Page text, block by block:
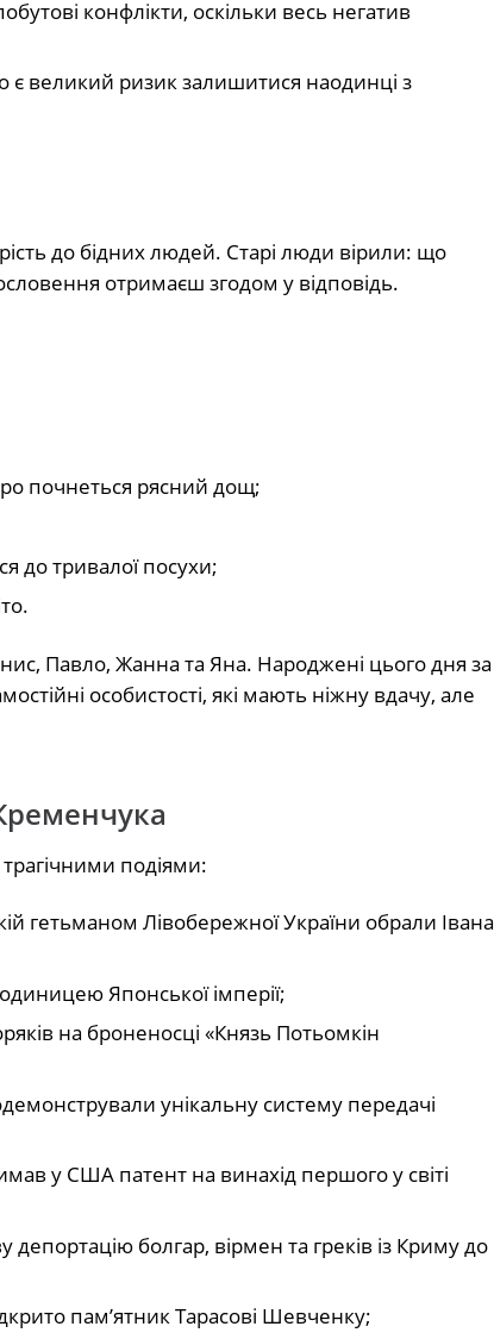
конфлікти, оскільки весь негатив
є великий ризик залишитися наодинці з
до бідних людей. Старі люди вірили: що
отримаєш згодом у відповідь.
почнеться рясний дощ;
до тривалої посухи;
Павло, Жанна та Яна. Народжені цього дня за
особистості, які мають ніжну вдачу, але
трагічними подіями:
гетьманом Лівобережної України обрали Івана
Японської імперії;
на броненосці «Князь Потьомкін
унікальну систему передачі
у США патент на винахід першого у світі
болгар, вірмен та греків із Криму до
пам’ятник Тарасові Шевченку;